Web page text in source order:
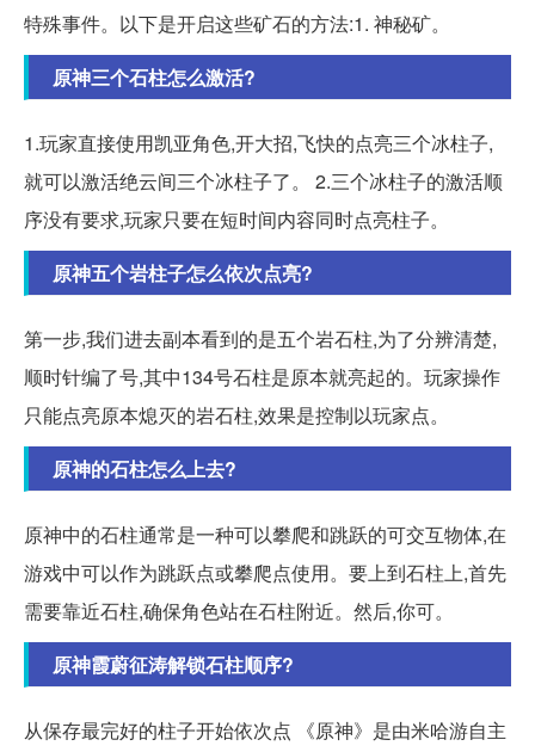
特殊事件。以下是开启这些矿石的方法:1. 神秘矿。
原神三个石柱怎么激活?
1.玩家直接使用凯亚角色,开大招,飞快的点亮三个冰柱子,
就可以激活绝云间三个冰柱子了。 2.三个冰柱子的激活顺
序没有要求,玩家只要在短时间内容同时点亮柱子。
原神五个岩柱子怎么依次点亮?
第一步,我们进去副本看到的是五个岩石柱,为了分辨清楚,
顺时针编了号,其中134号石柱是原本就亮起的。玩家操作
只能点亮原本熄灭的岩石柱,效果是控制以玩家点。
原神的石柱怎么上去?
原神中的石柱通常是一种可以攀爬和跳跃的可交互物体,在
游戏中可以作为跳跃点或攀爬点使用。要上到石柱上,首先
需要靠近石柱,确保角色站在石柱附近。然后,你可。
原神霞蔚征涛解锁石柱顺序?
从保存最完好的柱子开始依次点 《原神》是由米哈游自主